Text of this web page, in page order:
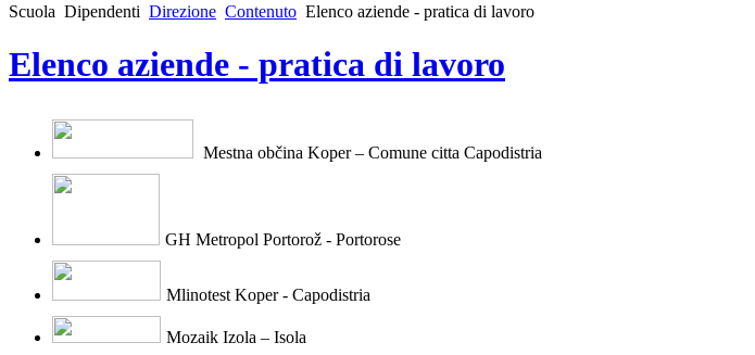
Scuola Dipendenti Direzione Contenuto Elenco aziende - pratica di lavoro
Elenco aziende - pratica di lavoro
Mestna občina Koper – Comune citta Capodistria
GH Metropol Portorož - Portorose
Mlinotest Koper - Capodistria
Mozaik Izola – Isola